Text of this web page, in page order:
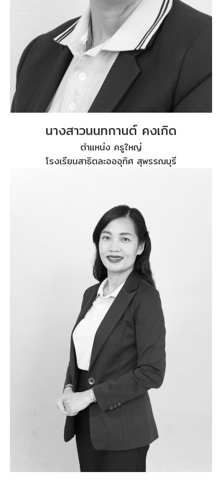
นางสาวนนทกานต์ คงเกิด
ตำแหน่ง ครูใหญ่
โรงเรียนสาธิตละอออุทิศ สุพรรณบุรี